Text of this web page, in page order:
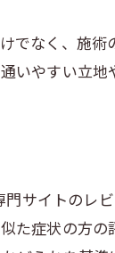
でなく、施術
いやすい立地
サイトのレ
た症状の方の